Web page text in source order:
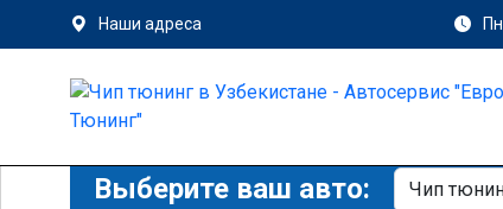
Наши адреса
Выберите ваш авто: